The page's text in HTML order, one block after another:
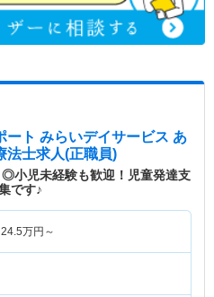
ート みらいデイサービス あ
法士求人(正職員)
◎小児未経験も歓迎！児童発達支
です♪
24.5万円～